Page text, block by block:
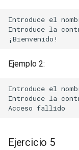
Introduce el
Introduce la
Ejemplo 2:
Introduce el
Introduce la
Ejercicio 5